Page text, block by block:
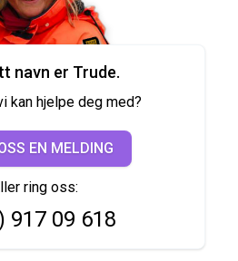
navn er Trude.
kan hjelpe deg med?
EN MELDING
ring oss:
917 09 618